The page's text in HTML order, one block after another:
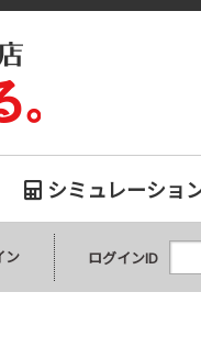
一戸建て検索｜名古屋
シミュレーショ
ン ログインID